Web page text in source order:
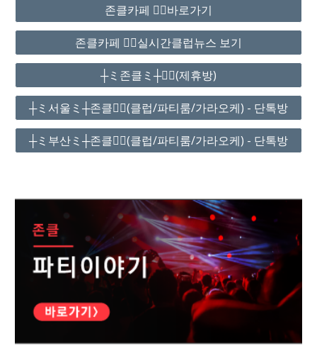
존클카페 ❤️‍🔥바로가기
존클카페 ❤️‍🔥실시간클럽뉴스 보기
┼ミ존클ミ┼❤️‍🔥(제휴방)
┼ミ서울ミ┼존클❤️‍🔥(클럽/파티룸/가라오케) - 단톡방
┼ミ부산ミ┼존클❤️‍🔥(클럽/파티룸/가라오케) - 단톡방